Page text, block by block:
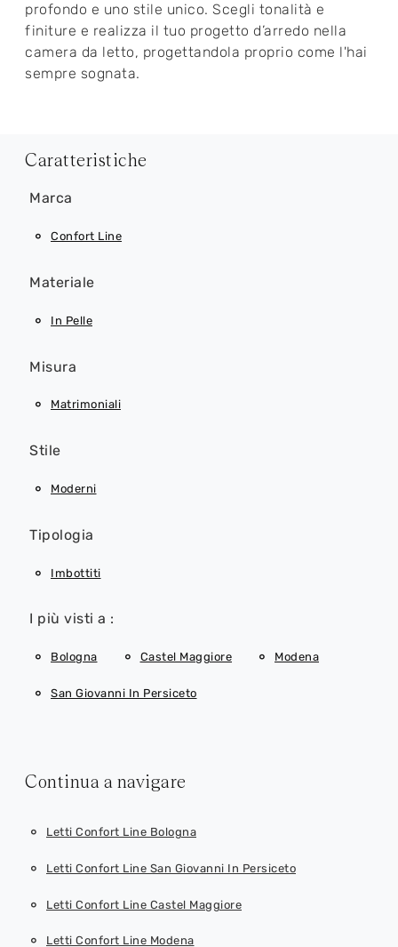
profondo e uno stile unico. Scegli tonalità e
finiture e realizza il tuo progetto d’arredo nella
camera da letto, progettandola proprio come l'hai
sempre sognata.
Caratteristiche
Marca
Confort Line
Materiale
In Pelle
Misura
Matrimoniali
Stile
Moderni
Tipologia
Imbottiti
I più visti a :
Bologna Castel Maggiore Modena
San Giovanni In Persiceto
Continua a navigare
Letti Confort Line Bologna
Letti Confort Line San Giovanni In Persiceto
Letti Confort Line Castel Maggiore
Letti Confort Line Modena